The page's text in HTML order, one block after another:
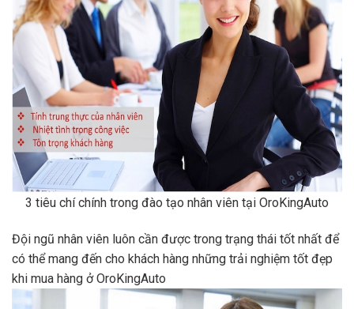
3 tiêu chí chính trong đào tạo nhân viên tại OroKingAuto
Đội ngũ nhân viên luôn cần được trong trạng thái tốt nhất để
có thể mang đến cho khách hàng những trải nghiệm tốt đẹp
khi mua hàng ở OroKingAuto